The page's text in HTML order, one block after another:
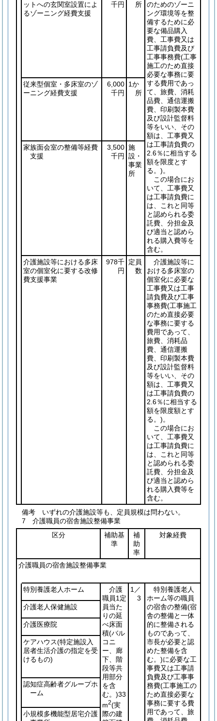
ットへの玄関室設置によ
るゾーニング経費支援
千円
所
のためのゾーニ
ング環境等を整
備するために必
要な備品購入
費、工事費又は
工事請負費及び
工事事務費(工事
施工のため直接
必要な事務に要
する費用であっ
て、旅費、消耗
品費、通信運搬
費、印刷製本費
及び設計監督料
等をいい、その
額は、工事費又
は工事請負費の
2.6％に相当する
額を限度とす
る。)。
この場合にお
いて、工事費又
は工事請負費に
は、これと同等
と認められる委
託費、分担金及
び適当と認めら
れる購入費等を
含む。
従来型個室・多床室のゾ
ーニング経費支援
6,000
千円
1か
所
家族面会室の整備等経費
支援
3,500
千円
施
設・
事業
所
介護施設等における多床
室の個室化に要する改修
費支援事業
978千
円
定員
数
介護施設等に
おける多床室の
個室化に必要な
工事費又は工事
請負費及び工事
事務費(工事施工
のため直接必要
な事務に要する
費用であって、
旅費、消耗品
費、通信運搬
費、印刷製本費
及び設計監督料
等をいい、その
額は、工事費又
は工事請負費の
2.6％に相当する
額を限度額とす
る。)。
この場合にお
いて、工事費又
は工事請負費に
は、これと同等
と認められる委
託費、分担金及
び適当と認めら
れる購入費等を
含む。
備考 いずれの介護施設等も、定員規模は問わない。
7 介護職員の宿舎施設整備事業
区分
補助基
準
補
助
率
対象経費
介護職員の宿舎施設整備事業
特別養護老人ホーム
介護
職員1定
員当た
りの延
べ床面
積(バル
コニ
ー、廊
下、階
段等共
用部分
を含
む。)33
m2(実
際の建
1／
3
特別養護老人
ホーム等の職員
の宿舎の整備(宿
舎の整備と一体
的に整備される
ものであって、
市長が必要と認
めた整備を含
む。)に必要な工
事費又は工事請
負費及び工事事
務費(工事施工の
ため直接必要な
事務に要する費
用であって、旅
介護老人保健施設
介護医療院
ケアハウス(特定施設入
居者生活介護の指定を受
けるもの)
認知症高齢者グループホ
ーム
小規模多機能型居宅介護